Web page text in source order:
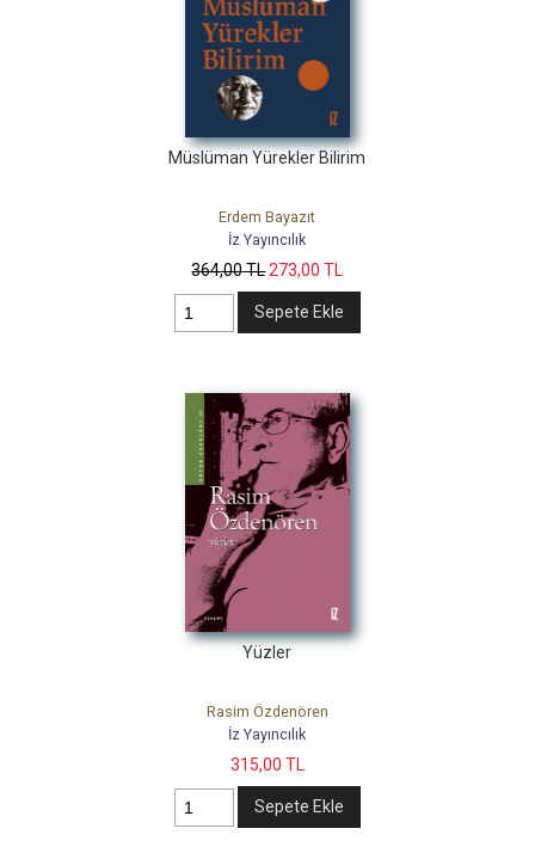
Müslüman Yürekler Bilirim
Erdem Bayazıt
İz Yayıncılık
364,00TL273,00 TL
Sepete Ekle
Yüzler
Rasim Özdenören
İz Yayıncılık
315,00 TL
Sepete Ekle